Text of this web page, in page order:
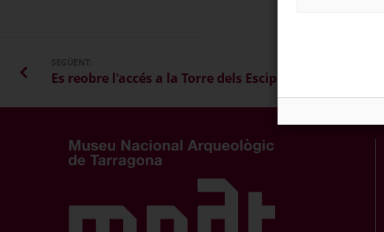
SEGÜENT:
Es reobre l'accés a la Torre dels Escipions